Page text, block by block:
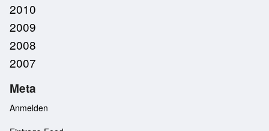
2010
2009
2008
2007
Meta
Anmelden